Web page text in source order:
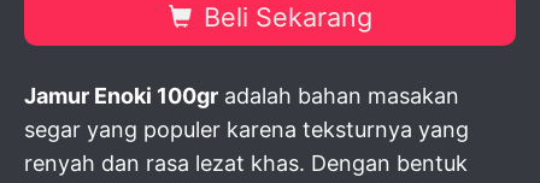
Beli Sekarang
Jamur Enoki 100gr adalah bahan masakan
segar yang populer karena teksturnya yang
renyah dan rasa lezat khas. Dengan bentuk